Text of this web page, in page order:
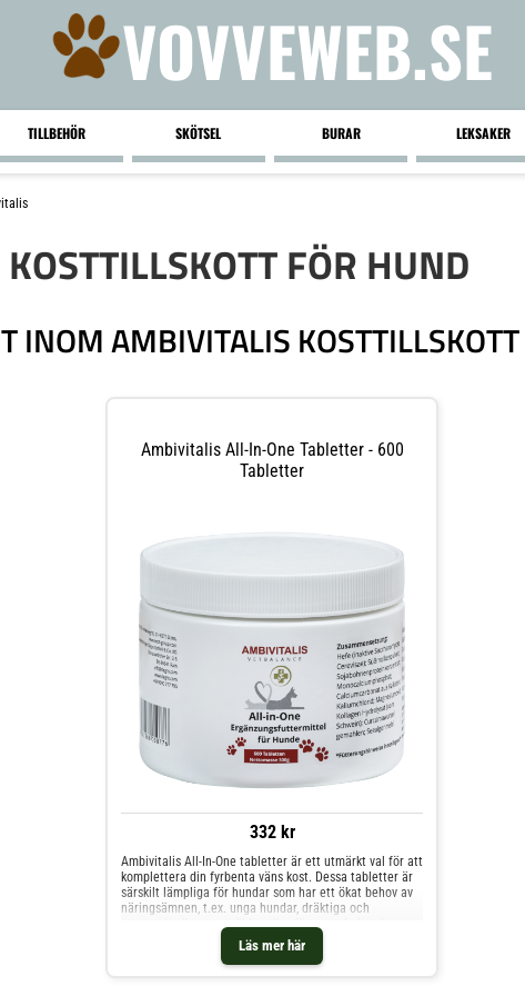
VOVVEWEB.SE
TILLBEHÖR SKÖTSEL BURAR LEKSAKER
FÖR HUND
INOM AMBIVITALIS
Ambivitalis All-In-One Tabletter - 600
Tabletter
332 kr
Läs mer här
Ambivitalis All-In-One tabletter är ett utmärkt val för att
komplettera din fyrbenta väns kost. Dessa tabletter är
särskilt lämpliga för hundar som har ett ökat behov av
näringsämnen, t.ex. unga hundar, dräktiga och
ammande tikar samt äldre eller försvagade hundar.
Med en mängd olika vitaminer, mineraler och
spårämnen förser de din hund med allt den behöver för
ett aktivt liv. Tack vare det optimala förhållandet